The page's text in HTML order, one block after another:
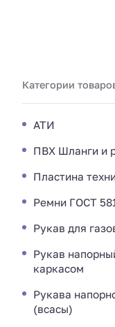
Категории
АТИ
ПВХ Шланги и
Пластина
Ремни ГОСТ
Рукав для
Рукав
каркасом
Рукава
(всасы)